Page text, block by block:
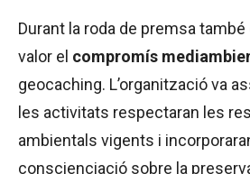
Durant la roda de premsa
valor el compromís
geocaching. L’organització va
les activitats respectaran les
ambientals vigents i
conscienciació sobre la